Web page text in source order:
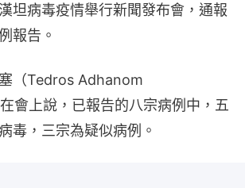
坦病毒疫情舉行新聞發布會，通報
報告。
（Tedros Adhanom
會上說，已報告的八宗病例中，五
毒，三宗為疑似病例。